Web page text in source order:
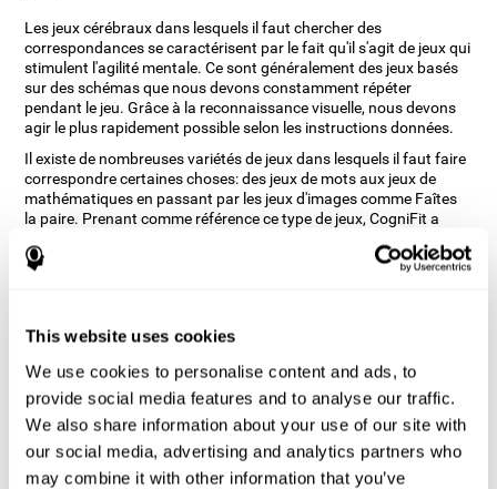
This website uses cookies
We use cookies to personalise content and ads, to
provide social media features and to analyse our traffic.
We also share information about your use of our site with
our social media, advertising and analytics partners who
may combine it with other information that you’ve
Les jeux cérébraux dans lesquels il faut chercher des
correspondances se caractérisent par le fait qu'il s'agit de jeux qui
stimulent l'agilité mentale. Ce sont généralement des jeux basés
sur des schémas que nous devons constamment répéter
pendant le jeu. Grâce à la reconnaissance visuelle, nous devons
agir le plus rapidement possible selon les instructions données.
Il existe de nombreuses variétés de jeux dans lesquels il faut faire
correspondre certaines choses: des jeux de mots aux jeux de
mathématiques en passant par les jeux d'images comme Faîtes
la paire. Prenant comme référence ce type de jeux, CogniFit a
capacités cognitives de manière très divertissante.
compétences cognitives ?
Avec Faîtes la paire de CogniFit, vous stimulez un schéma
d'activation neuronale spécifique. La répétition et l'entraînement
continus de ce schéma peuvent aider à créer de nouvelles
synapses et à réorganiser les circuits neuronaux et à récupérer
les fonctions cognitives affaiblies ou endommagées.